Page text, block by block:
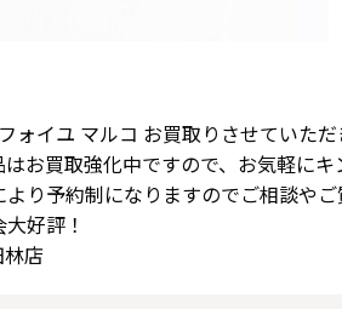
ォイユ マルコ お買取りさせていた
お買取強化中ですので、お気軽に
より予約制になりますのでご相談
好評！
店